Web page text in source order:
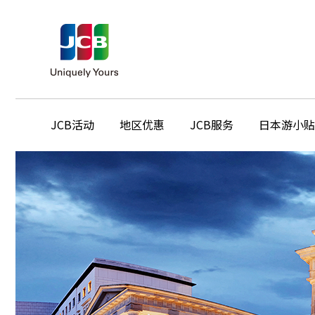
JCB活动 地区优惠 JCB服务 日本游小